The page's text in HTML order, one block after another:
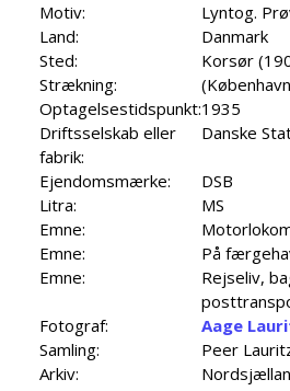
Motiv:
Lyntog.
Land:
Danmark
Sted:
Korsør
Strækning:
Optagelsestidspunkt:1935
Driftsselskab eller
fabrik:
Danske
Ejendomsmærke:
DSB
Litra:
MS
Emne:
Emne:
På
Emne:
Rejseliv,
Fotograf:
Aage
Samling:
Peer
Arkiv: